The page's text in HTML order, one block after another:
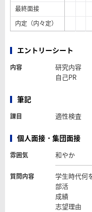
最終面接
内定（内々定）
エントリーシート
内容
研究内容
自己PR
筆記
課目 適性検査
個人面接・集団面接
雰囲気 和やか
質問内容
学生時代何
部活
成績
志望理由